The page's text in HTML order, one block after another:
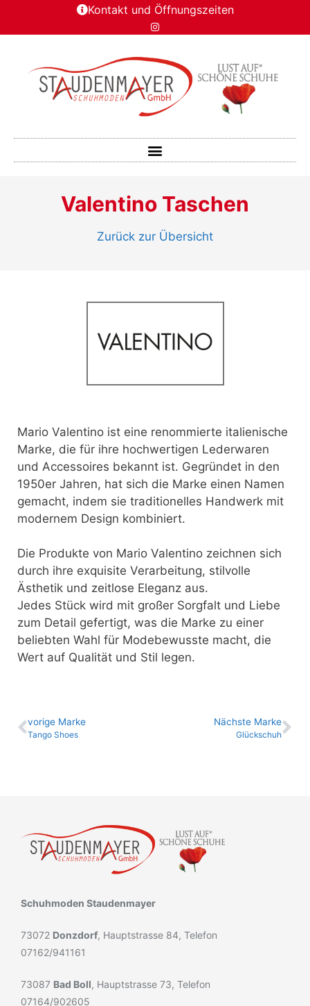
Kontakt und Öffnungszeiten
Valentino Taschen
Zurück zur Übersicht
Mario Valentino ist eine renommierte italienische
Marke, die für ihre hochwertigen Lederwaren
und Accessoires bekannt ist. Gegründet in den
1950er Jahren, hat sich die Marke einen Namen
gemacht, indem sie traditionelles Handwerk mit
modernem Design kombiniert.
Die Produkte von Mario Valentino zeichnen sich
durch ihre exquisite Verarbeitung, stilvolle
Ästhetik und zeitlose Eleganz aus.
Jedes Stück wird mit großer Sorgfalt und Liebe
zum Detail gefertigt, was die Marke zu einer
beliebten Wahl für Modebewusste macht, die
Wert auf Qualität und Stil legen.
vo­ri­ge Marke
Tango Shoes
Nächste Marke
Glückschuh
Schuhmoden Staudenmayer
73072 Donzdorf, Hauptstrasse 84, Telefon
07162/941161
73087 Bad Boll, Hauptstrasse 73, Telefon
07164/902605